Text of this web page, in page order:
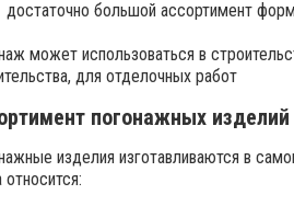
достаточно большой ассортимент
может использоваться в
для отделочных работ
погонажных изделий
изделия изготавливаются в